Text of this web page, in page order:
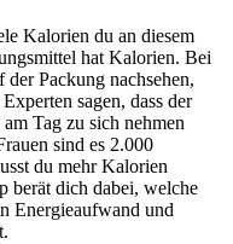
Kalorien du an diesem
hat Kalorien. Bei
Packung nachsehen,
sagen, dass der
Tag zu sich nehmen
sind es 2.000
du mehr Kalorien
berät dich dabei, welche
Energieaufwand und